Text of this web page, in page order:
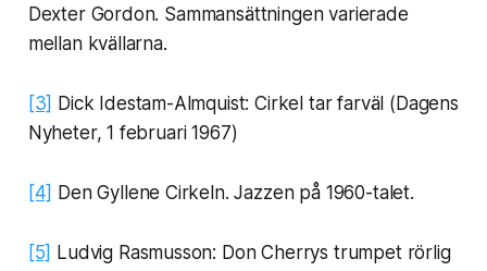
Dexter Gordon. Sammansättningen varierade
mellan kvällarna.
[3] Dick Idestam-Almquist: Cirkel tar farväl (Dagens
Nyheter, 1 februari 1967)
[4] Den Gyllene Cirkeln. Jazzen på 1960-talet.
[5] Ludvig Rasmusson: Don Cherrys trumpet rörlig